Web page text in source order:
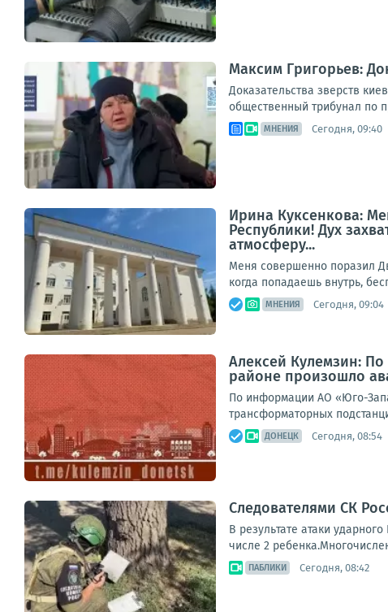
Максим Григорьев:
Доказательства зверств
общественный трибунал по
МНЕНИЯ Сегодня, 09:40
Ирина Куксенкова:
Республики! Дух
атмосферу...
Меня совершенно поразил
когда попадаешь внутрь,
МНЕНИЯ Сегодня, 09:04
Алексей Кулемзин:
районе произошло
По информации АО «Юго-
трансформаторных
ДОНЕЦК Сегодня, 08:54
Следователями СК
В результате атаки
числе 2
ПАБЛИКИ Сегодня, 08:42